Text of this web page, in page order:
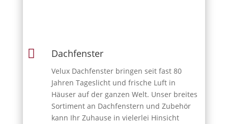
 Dachfenster
Velux Dachfenster bringen seit fast 80
Jahren Tageslicht und frische Luft in
Häuser auf der ganzen Welt. Unser breites
Sortiment an Dachfenstern und Zubehör
kann Ihr Zuhause in vielerlei Hinsicht